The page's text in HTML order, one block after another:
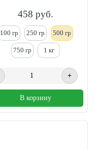
458 руб.
100 гр 250 гр 500 гр
750 гр 1 кг
+
В корзину